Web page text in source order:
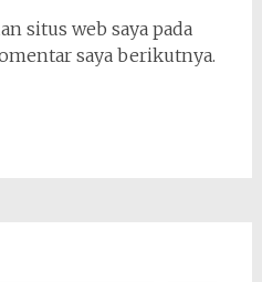
situs web saya pada
saya berikutnya.